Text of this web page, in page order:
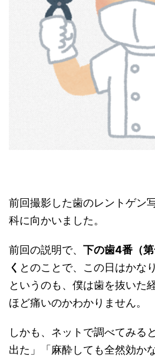
前回撮影した歯のレントゲン
科に向かいました。
前回の説明で、 下の歯4番（
く とのことで、この日はかな
というのも、僕は歯を抜いた
ほど痛いのかわかりません。
しかも、ネットで調べてみる
出た」「麻酔しても全然効か